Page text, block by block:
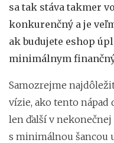
sa tak stáva takmer
konkurenčný a je
ak budujete eshop
minimálnym
Samozrejme
vízie, ako tento nápad
len ďalší v
s minimálnou šancou